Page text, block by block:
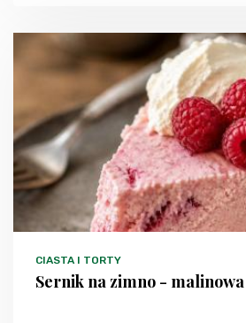
CIASTA I TORTY
Sernik na zimno -